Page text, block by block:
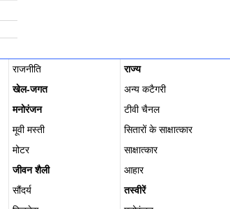
राजनीति
राज्य
खेल-जगत
अन्य कटैगरी
मनोरंजन
टीवी चैनल
मूवी मस्ती
सितारों के साक्षात्कार
मोटर
साक्षात्कार
जीवन शैली
आहार
सौंदर्य
तस्वीरें